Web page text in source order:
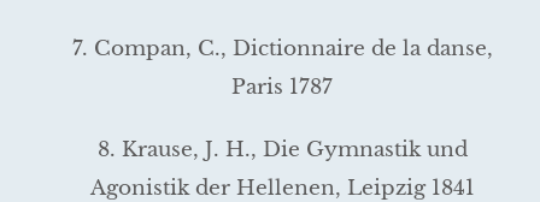
7. Compan, C., Dictionnaire de la danse,
Paris 1787
8. Krause, J. H., Die Gymnastik und
Agonistik der Hellenen, Leipzig 1841